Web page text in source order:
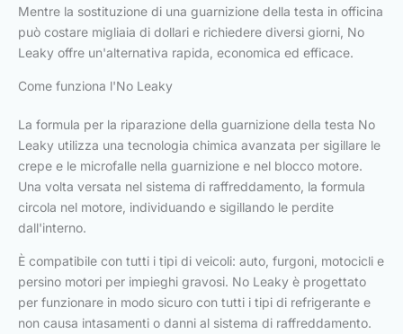
Mentre la sostituzione di una guarnizione della testa in officina
può costare migliaia di dollari e richiedere diversi giorni, No
Leaky offre un'alternativa rapida, economica ed efficace.
Come funziona l'No Leaky
La formula per la riparazione della guarnizione della testa No
Leaky utilizza una tecnologia chimica avanzata per sigillare le
crepe e le microfalle nella guarnizione e nel blocco motore.
Una volta versata nel sistema di raffreddamento, la formula
circola nel motore, individuando e sigillando le perdite
dall'interno.
È compatibile con tutti i tipi di veicoli: auto, furgoni, motocicli e
persino motori per impieghi gravosi. No Leaky è progettato
per funzionare in modo sicuro con tutti i tipi di refrigerante e
non causa intasamenti o danni al sistema di raffreddamento.